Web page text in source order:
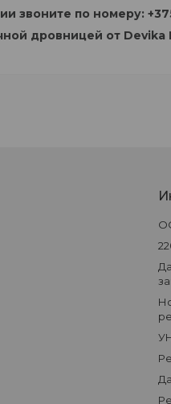
звоните по номеру:
дровницей от Devika